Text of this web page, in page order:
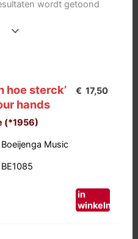
wordt getoond
hoe sterck’
hands
(*1956)
Boeijenga Music
BE1085
€ 17,50
in
winkelmand